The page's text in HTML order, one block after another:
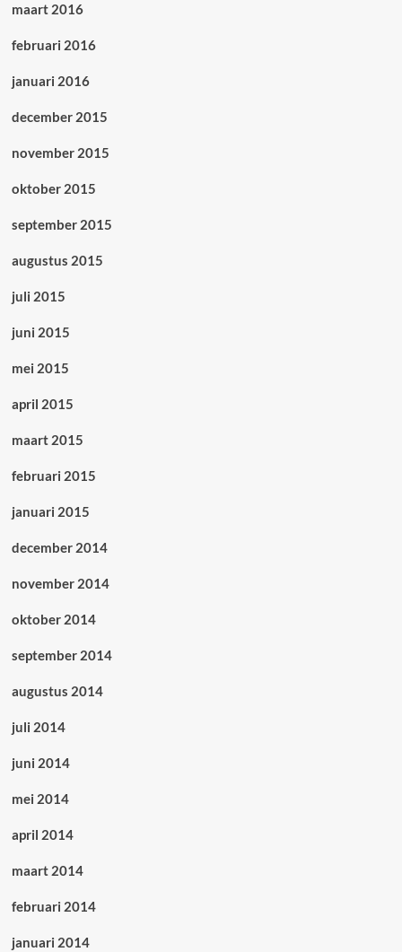
maart 2016
februari 2016
januari 2016
december 2015
november 2015
oktober 2015
september 2015
augustus 2015
juli 2015
juni 2015
mei 2015
april 2015
maart 2015
februari 2015
januari 2015
december 2014
november 2014
oktober 2014
september 2014
augustus 2014
juli 2014
juni 2014
mei 2014
april 2014
maart 2014
februari 2014
januari 2014